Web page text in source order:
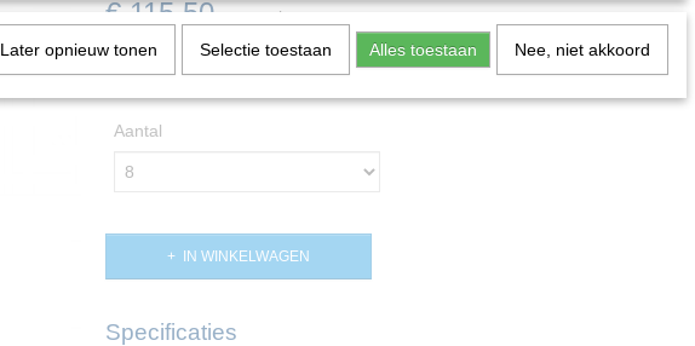
€ 115,50 per stuk
Minimum aantal is 8 voor€ 924,00 (exclusief btw 21%)
Aantal
IN WINKELWAGEN
Specificaties
Later opnieuw tonen Selectie toestaan Alles toestaan Nee, niet akkoord